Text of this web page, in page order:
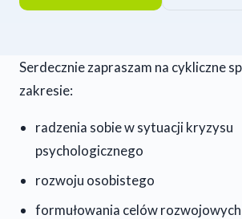
Serdecznie zapraszam na cykliczne
zakresie:
radzenia sobie w sytuacji kryzysu
psychologicznego
rozwoju osobistego
formułowania celów rozwojowych